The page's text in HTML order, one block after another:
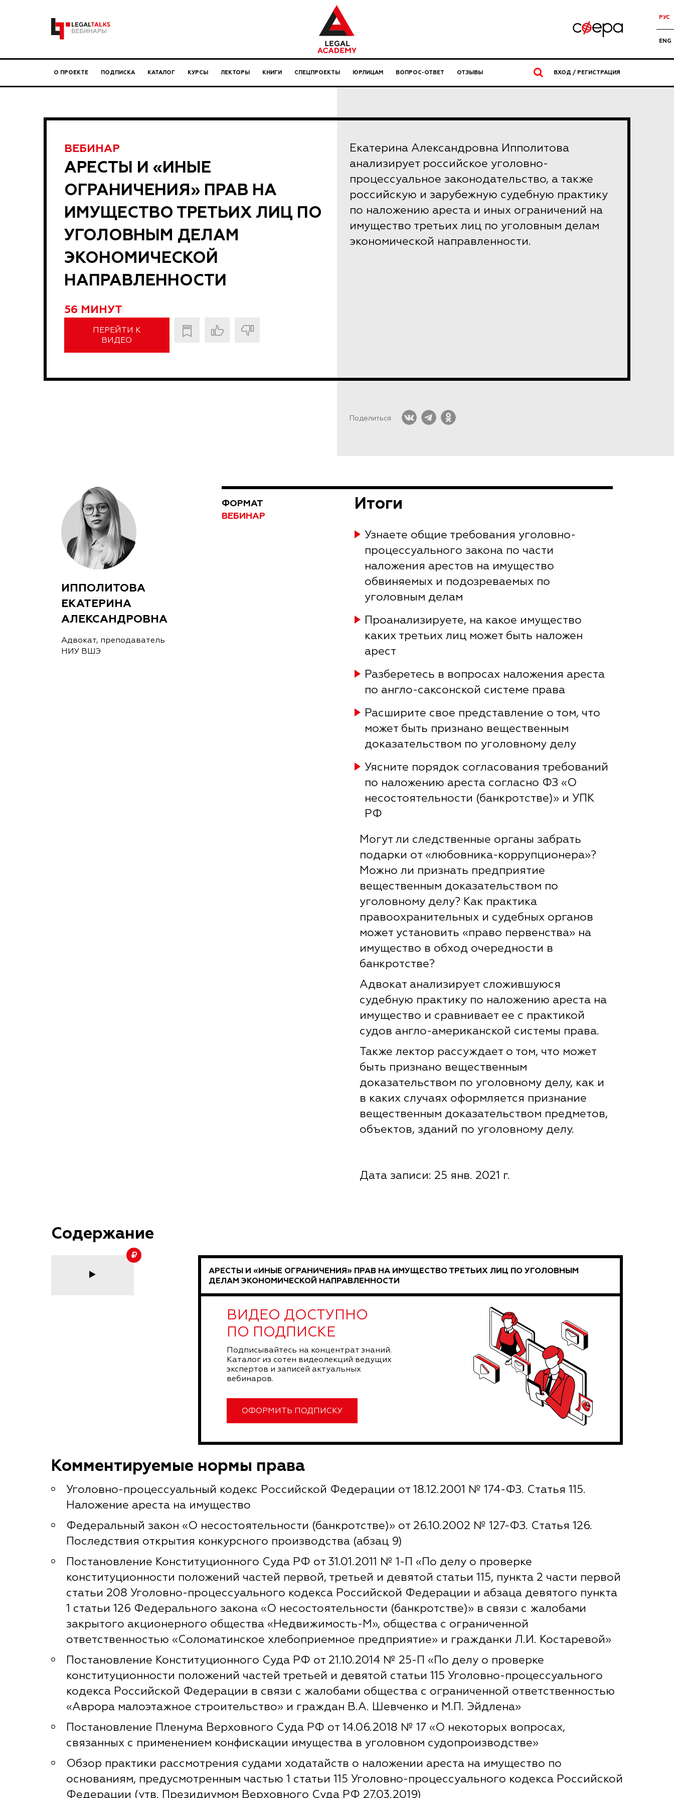
РУС
ENG
О ПРОЕКТЕ ПОДПИСКА КАТАЛОГ КУРСЫ ЛЕКТОРЫ КНИГИ СПЕЦПРОЕКТЫ ЮРЛИЦАМ ВОПРОС-ОТВЕТ ОТЗЫВЫ ВХОД / РЕГИСТРАЦИЯ
ВЕБИНАР
АРЕСТЫ И «ИНЫЕ
ОГРАНИЧЕНИЯ» ПРАВ НА
ИМУЩЕСТВО ТРЕТЬИХ ЛИЦ ПО
УГОЛОВНЫМ ДЕЛАМ
ЭКОНОМИЧЕСКОЙ
НАПРАВЛЕННОСТИ
56 МИНУТ
ПЕРЕЙТИ К
ВИДЕО
Екатерина Александровна Ипполитова
анализирует российское уголовно-
процессуальное законодательство, а также
российскую и зарубежную судебную практику
по наложению ареста и иных ограничений на
имущество третьих лиц по уголовным делам
экономической направленности.
Поделиться
ИППОЛИТОВА
ЕКАТЕРИНА
АЛЕКСАНДРОВНА
Адвокат, преподаватель
НИУ ВШЭ
ФОРМАТ
ВЕБИНАР
Итоги
Узнаете общие требования уголовно-
процессуального закона по части
наложения арестов на имущество
обвиняемых и подозреваемых по
уголовным делам
Проанализируете, на какое имущество
каких третьих лиц может быть наложен
арест
Разберетесь в вопросах наложения ареста
по англо-саксонской системе права
Расширите свое представление о том, что
может быть признано вещественным
доказательством по уголовному делу
Уясните порядок согласования требований
по наложению ареста согласно ФЗ «О
несостоятельности (банкротстве)» и УПК
РФ
Могут ли следственные органы забрать
подарки от «любовника-коррупционера»?
Можно ли признать предприятие
вещественным доказательством по
уголовному делу? Как практика
правоохранительных и судебных органов
может установить «право первенства» на
имущество в обход очередности в
банкротстве?
Адвокат анализирует сложившуюся
судебную практику по наложению ареста на
имущество и сравнивает ее с практикой
судов англо-американской системы права.
Также лектор рассуждает о том, что может
быть признано вещественным
доказательством по уголовному делу, как и
в каких случаях оформляется признание
вещественным доказательством предметов,
объектов, зданий по уголовному делу.
Дата записи: 25 янв. 2021 г.
Содержание
АРЕСТЫ И «ИНЫЕ ОГРАНИЧЕНИЯ» ПРАВ НА ИМУЩЕСТВО ТРЕТЬИХ ЛИЦ ПО УГОЛОВНЫМ
ДЕЛАМ ЭКОНОМИЧЕСКОЙ НАПРАВЛЕННОСТИ
ВИДЕО ДОСТУПНО
ПО ПОДПИСКЕ
Подписывайтесь на концентрат знаний.
Каталог из сотен видеолекций ведущих
экспертов и записей актуальных
вебинаров.
ОФОРМИТЬ ПОДПИСКУ
Комментируемые нормы права
Уголовно-процессуальный кодекс Российской Федерации от 18.12.2001 № 174-ФЗ. Статья 115.
Наложение ареста на имущество
Федеральный закон «О несостоятельности (банкротстве)» от 26.10.2002 № 127-ФЗ. Статья 126.
Последствия открытия конкурсного производства (абзац 9)
Постановление Конституционного Суда РФ от 31.01.2011 № 1-П «По делу о проверке
конституционности положений частей первой, третьей и девятой статьи 115, пункта 2 части первой
статьи 208 Уголовно-процессуального кодекса Российской Федерации и абзаца девятого пункта
1 статьи 126 Федерального закона «О несостоятельности (банкротстве)» в связи с жалобами
закрытого акционерного общества «Недвижимость-М», общества с ограниченной
ответственностью «Соломатинское хлебоприемное предприятие» и гражданки Л.И. Костаревой»
Постановление Конституционного Суда РФ от 21.10.2014 № 25-П «По делу о проверке
конституционности положений частей третьей и девятой статьи 115 Уголовно-процессуального
кодекса Российской Федерации в связи с жалобами общества с ограниченной ответственностью
«Аврора малоэтажное строительство» и граждан В.А. Шевченко и М.П. Эйдлена»
Постановление Пленума Верховного Суда РФ от 14.06.2018 № 17 «О некоторых вопросах,
связанных с применением конфискации имущества в уголовном судопроизводстве»
Обзор практики рассмотрения судами ходатайств о наложении ареста на имущество по
основаниям, предусмотренным частью 1 статьи 115 Уголовно-процессуального кодекса Российской
Федерации (утв. Президиумом Верховного Суда РФ 27.03.2019)